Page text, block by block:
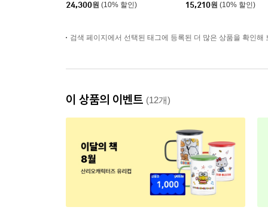
24,300원 (10% 할인)
15,210원 (10% 할인)
검색 페이지에서 선택된 태그에 등록된 더 많은 상품을 확인해
이 상품의 이벤트 (12개)